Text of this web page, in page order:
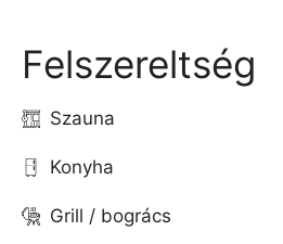
Felszereltség
Szauna
Konyha
Grill / bogrács